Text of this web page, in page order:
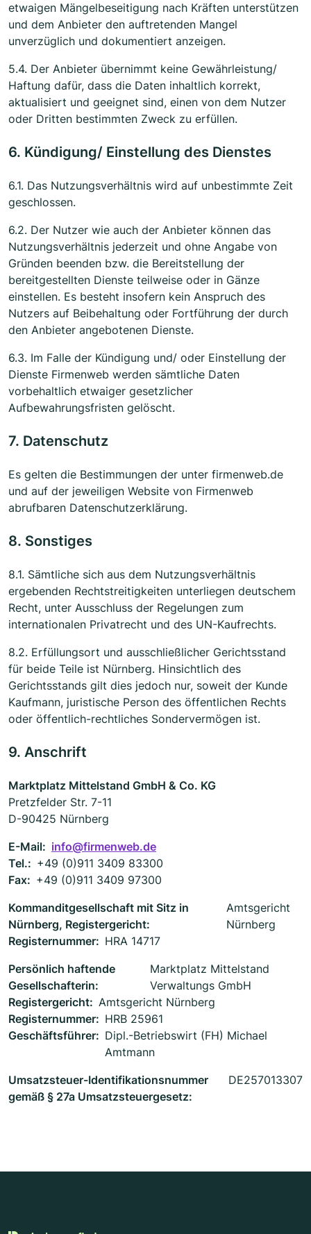
etwaigen Mängelbeseitigung nach Kräften unterstützen
und dem Anbieter den auftretenden Mangel
unverzüglich und dokumentiert anzeigen.
5.4. Der Anbieter übernimmt keine Gewährleistung/
Haftung dafür, dass die Daten inhaltlich korrekt,
aktualisiert und geeignet sind, einen von dem Nutzer
oder Dritten bestimmten Zweck zu erfüllen.
6. Kündigung/ Einstellung des Dienstes
6.1. Das Nutzungsverhältnis wird auf unbestimmte Zeit
geschlossen.
6.2. Der Nutzer wie auch der Anbieter können das
Nutzungsverhältnis jederzeit und ohne Angabe von
Gründen beenden bzw. die Bereitstellung der
bereitgestellten Dienste teilweise oder in Gänze
einstellen. Es besteht insofern kein Anspruch des
Nutzers auf Beibehaltung oder Fortführung der durch
den Anbieter angebotenen Dienste.
6.3. Im Falle der Kündigung und/ oder Einstellung der
Dienste Firmenweb werden sämtliche Daten
vorbehaltlich etwaiger gesetzlicher
Aufbewahrungsfristen gelöscht.
7. Datenschutz
Es gelten die Bestimmungen der unter firmenweb.de
und auf der jeweiligen Website von Firmenweb
abrufbaren Datenschutzerklärung.
8. Sonstiges
8.1. Sämtliche sich aus dem Nutzungsverhältnis
ergebenden Rechtstreitigkeiten unterliegen deutschem
Recht, unter Ausschluss der Regelungen zum
internationalen Privatrecht und des UN-Kaufrechts.
8.2. Erfüllungsort und ausschließlicher Gerichtsstand
für beide Teile ist Nürnberg. Hinsichtlich des
Gerichtsstands gilt dies jedoch nur, soweit der Kunde
Kaufmann, juristische Person des öffentlichen Rechts
oder öffentlich-rechtliches Sondervermögen ist.
9. Anschrift
Marktplatz Mittelstand GmbH & Co. KG
Pretzfelder Str. 7-11
D-90425 Nürnberg
E-Mail: info@firmenweb.de
Tel.: +49 (0)911 3409 83300
Fax: +49 (0)911 3409 97300
Kommanditgesellschaft mit Sitz in
Nürnberg, Registergericht:
Amtsgericht
Nürnberg
Registernummer: HRA 14717
Persönlich haftende
Gesellschafterin:
Marktplatz Mittelstand
Verwaltungs GmbH
Registergericht: Amtsgericht Nürnberg
Registernummer: HRB 25961
Geschäftsführer: Dipl.-Betriebswirt (FH) Michael
Amtmann
Umsatzsteuer-Identifikationsnummer
gemäß § 27a Umsatzsteuergesetz:
DE257013307